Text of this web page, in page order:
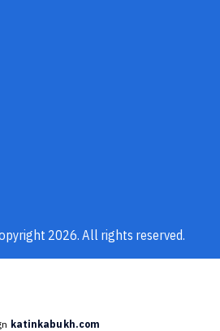
2026. All rights reserved.
katinkabukh.com